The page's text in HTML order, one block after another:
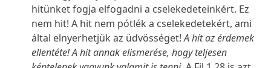
hitünket fogja elfogadni a cselekedeteinkért. Ez
nem hit! A hit nem pótlék a cselekedetekért, ami
által elnyerhetjük az üdvösséget!A hit az érdemek
ellentéte! A hit annak elismerése, hogy teljesen